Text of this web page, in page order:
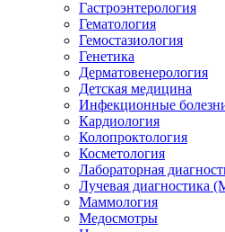
Гастроэнтерология
Гематология
Гемостазиология
Генетика
Дерматовенерология
Детская медицина
Инфекционные
Кардиология
Колопроктология
Косметология
Лабораторная
Лучевая диагностика
Маммология
Медосмотры